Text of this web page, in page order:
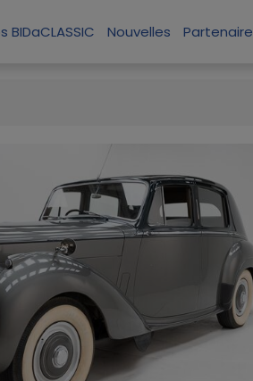
BIDaCLASSIC Nouvelles Partenaire